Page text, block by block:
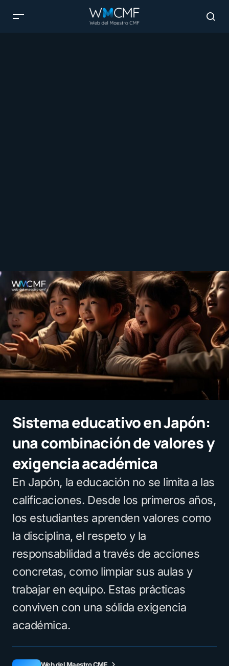
Sistema educativo en Japón:
una combinación de valores y
exigencia académica
En Japón, la educación no se limita a las
calificaciones. Desde los primeros años,
los estudiantes aprenden valores como
la disciplina, el respeto y la
responsabilidad a través de acciones
concretas, como limpiar sus aulas y
trabajar en equipo. Estas prácticas
conviven con una sólida exigencia
académica.